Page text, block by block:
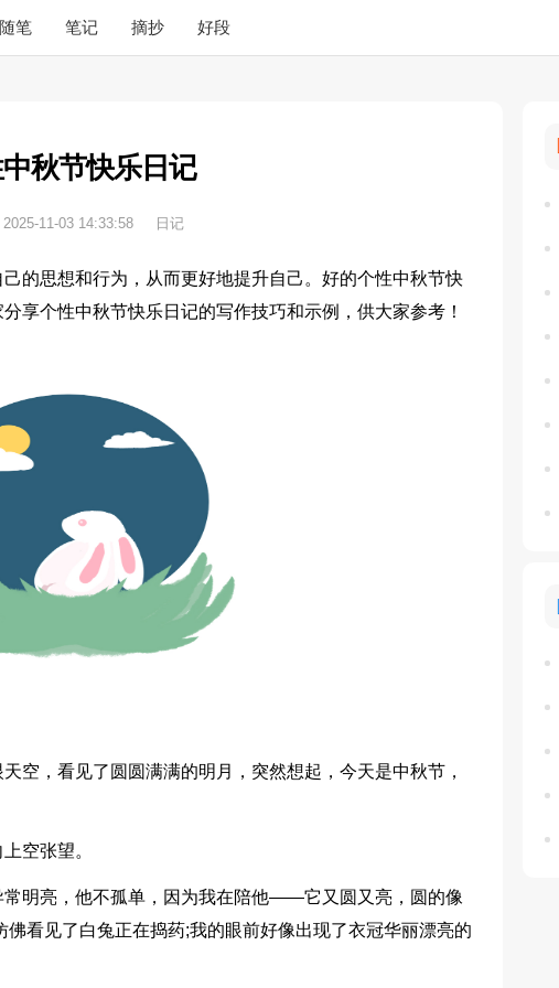
随笔 笔记 摘抄 好段
秋节快乐日记
2025-11-03 14:33:58 日记
的思想和行为，从而更好地提升自己。好的个性中秋节快
享个性中秋节快乐日记的写作技巧和示例，供大家参考！
空，看见了圆圆满满的明月，突然想起，今天是中秋节，
空张望。
明亮，他不孤单，因为我在陪他——它又圆又亮，圆的像
看见了白兔正在捣药;我的眼前好像出现了衣冠华丽漂亮的